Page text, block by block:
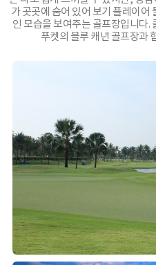
가 곳곳에 숨어 있어 보기 플레이어
인 모습을 보여주는 골프장입니다.
푸켓의 블루 캐년 골프장과